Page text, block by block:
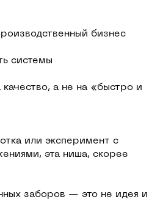
бизнес
системы
качество, а не на «быстро и
или эксперимент с
эта ниша, скорее
заборов — это не идея и